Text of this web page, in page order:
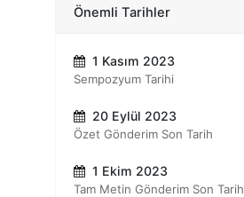
Önemli Tarihler
1 Kasım 2023
Sempozyum Tarihi
20 Eylül 2023
Özet Gönderim Son Tarih
1 Ekim 2023
Tam Metin Gönderim Son Tarih